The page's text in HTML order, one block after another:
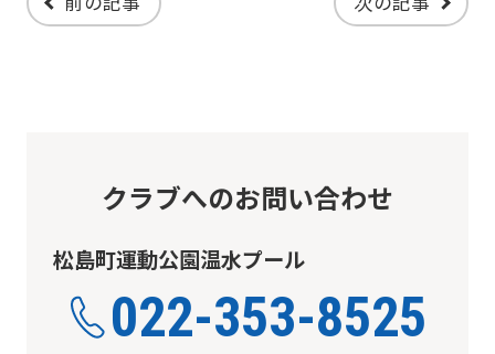
クラブへのお問い合わせ
松島町運動公園温水プール
022-353-8525
translation
the
Japanese
version